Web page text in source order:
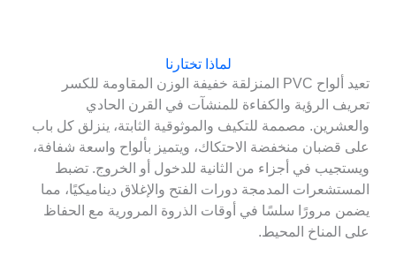
لماذا تختارنا
تعيد ألواح PVC المنزلقة خفيفة الوزن المقاومة للكسر
تعريف الرؤية والكفاءة للمنشآت في القرن الحادي
والعشرين. مصممة للتكيف والموثوقية الثابتة، ينزلق كل باب
على قضبان منخفضة الاحتكاك، ويتميز بألواح واسعة شفافة،
ويستجيب في أجزاء من الثانية للدخول أو الخروج. تضبط
المستشعرات المدمجة دورات الفتح والإغلاق ديناميكيًا، مما
يضمن مرورًا سلسًا في أوقات الذروة المرورية مع الحفاظ
على المناخ المحيط.